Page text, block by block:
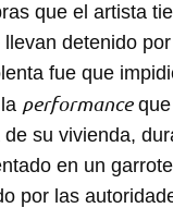
que el artista
detenido
fue que
performanceque
su vivienda,
en un
por las